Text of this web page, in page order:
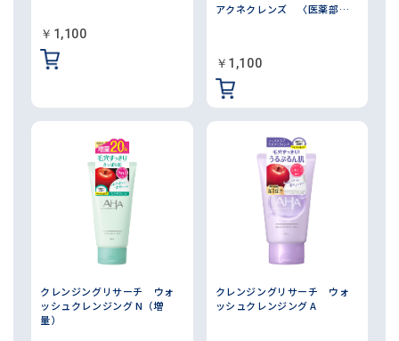
￥1,100
アクネクレンズ 〈医薬部外
￥1,100
クレンジングリサーチ ウォ
ッシュクレンジング N（増
量）
クレンジングリサーチ ウォ
ッシュクレンジング A